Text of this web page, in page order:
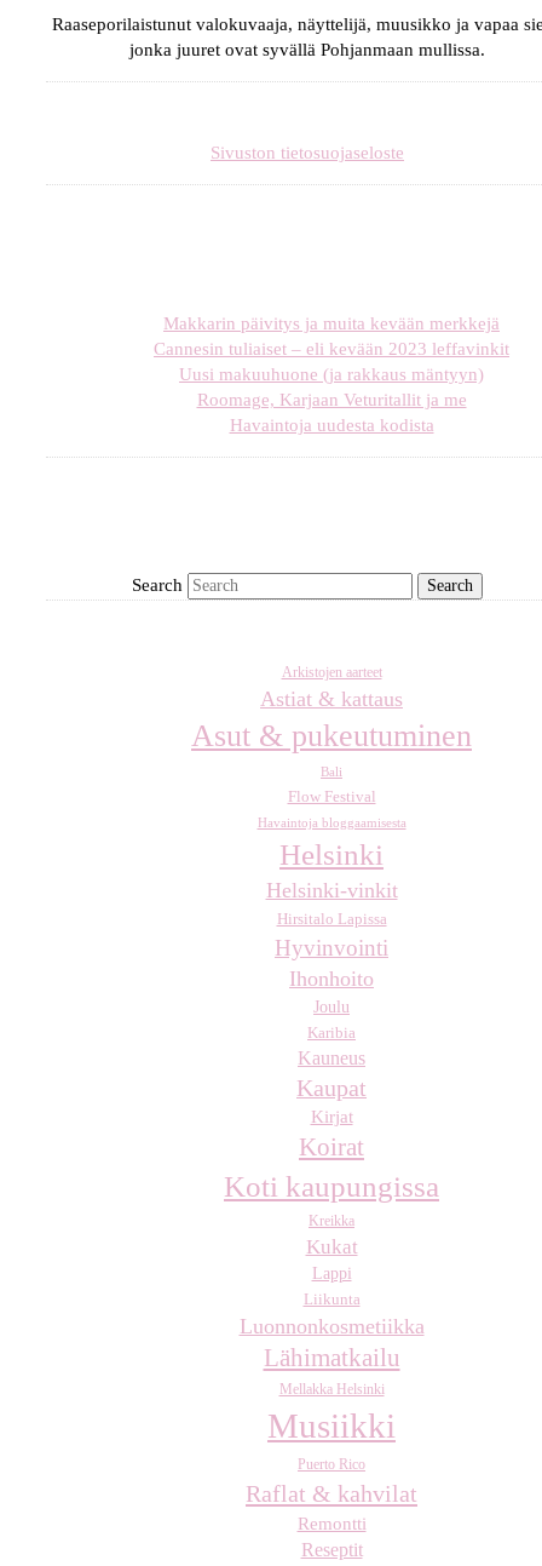
Raaseporilaistunut valokuvaaja, näyttelijä, muusikko ja vapaa
jonka juuret ovat syvällä Pohjanmaan mullissa.
Sivuston tietosuojaseloste
Makkarin päivitys ja muita kevään merkkejä
Cannesin tuliaiset – eli kevään 2023 leffavinkit
Uusi makuuhuone (ja rakkaus mäntyyn)
Roomage, Karjaan Veturitallit ja me
Havaintoja uudesta kodista
Search
Arkistojen aarteet
Astiat & kattaus
Asut & pukeutuminen
Bali
Flow Festival
Havaintoja bloggaamisesta
Helsinki
Helsinki-vinkit
Hirsitalo Lapissa
Hyvinvointi
Ihonhoito
Joulu
Karibia
Kauneus
Kaupat
Kirjat
Koirat
Koti kaupungissa
Kreikka
Kukat
Lappi
Liikunta
Luonnonkosmetiikka
Lähimatkailu
Mellakka Helsinki
Musiikki
Puerto Rico
Raflat & kahvilat
Remontti
Reseptit